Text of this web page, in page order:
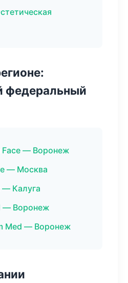
федеральный
Face — Воронеж
— Москва
— Калуга
— Воронеж
Med — Воронеж